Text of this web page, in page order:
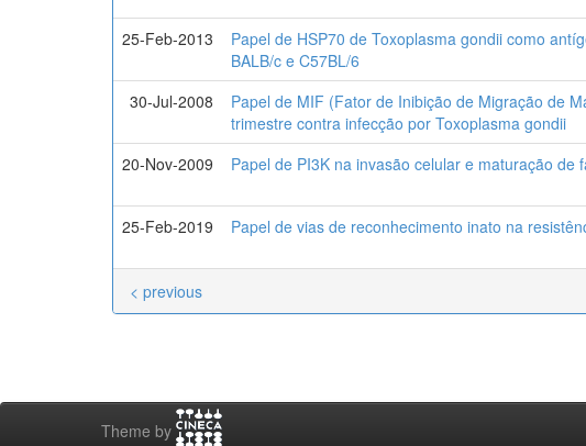
25-Feb-2013
Papel de HSP70 de Toxoplasma gondii como
BALB/c e C57BL/6
30-Jul-2008
Papel de MIF (Fator de Inibição de Migração de
trimestre contra infecção por Toxoplasma gondii
20-Nov-2009
Papel de PI3K na invasão celular e maturação
25-Feb-2019
Papel de vias de reconhecimento inato na
< previous
Theme by